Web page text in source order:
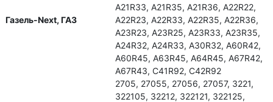
Газель-Next, ГАЗ
А21R33, А21R35, А21R36, А22R22,
А22R23, А22R33, А22R35, А22R36,
А23R23, А23R25, А23R33, А23R35,
А24R32, А24R33, А30R32, А60R42,
А60R45, А63R45, А64R45, А67R42,
А67R43, С41R92, С42R92
2705, 27055, 27056, 27057, 3221,
322105, 32212, 322121, 322125,